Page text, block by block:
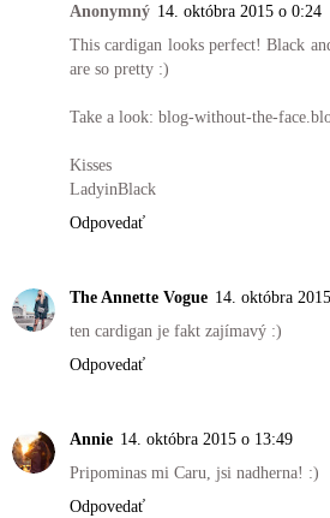
Anonymný 14. októbra 2015 o 0:24
This cardigan looks perfect! Black
are so pretty :)
Take a look: blog-without-the-
Kisses
LadyinBlack
Odpovedať
The Annette Vogue 14. októbra
ten cardigan je fakt zajímavý :)
Odpovedať
Annie 14. októbra 2015 o 13:49
Pripominas mi Caru, jsi nadherna! :)
Odpovedať